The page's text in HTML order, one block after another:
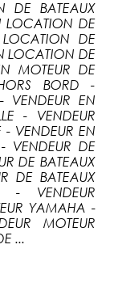
DE BATEAUX
LOCATION DE
DE
LOCATION DE
MOTEUR DE
BORD -
VENDEUR EN
- VENDEUR
- VENDEUR EN
VENDEUR DE
DE BATEAUX
DE BATEAUX
- VENDEUR
YAMAHA -
MOTEUR
...